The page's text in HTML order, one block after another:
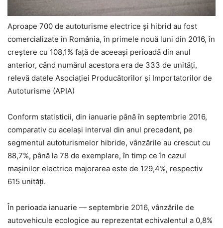
Aproape 700 de autoturisme electrice și hibrid au fost
comercializate în România, în primele nouă luni din 2016, în
creștere cu 108,1% față de aceeași perioadă din anul
anterior, când numărul acestora era de 333 de unități,
relevă datele Asociației Producătorilor și Importatorilor de
Autoturisme (APIA)
Conform statisticii, din ianuarie până în septembrie 2016,
comparativ cu același interval din anul precedent, pe
segmentul autoturismelor hibride, vânzările au crescut cu
88,7%, până la 78 de exemplare, în timp ce în cazul
mașinilor electrice majorarea este de 129,4%, respectiv
615 unități.
În perioada ianuarie — septembrie 2016, vânzările de
autovehicule ecologice au reprezentat echivalentul a 0,8%